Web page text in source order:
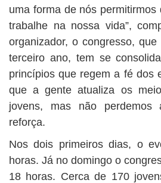
uma forma de nós
trabalhe na nossa vida”,
organizador, o congresso,
terceiro ano, tem se
princípios que regem a fé dos
que a gente atualiza os
jovens, mas não perdemos
reforça.
Nos dois primeiros dias, o
horas. Já no domingo o
18 horas. Cerca de 170